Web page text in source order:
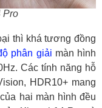
Pro
thì khá tương đồng
phân giải màn hình
Các tính năng hỗ
HDR10+ mang
hai màn hình đều